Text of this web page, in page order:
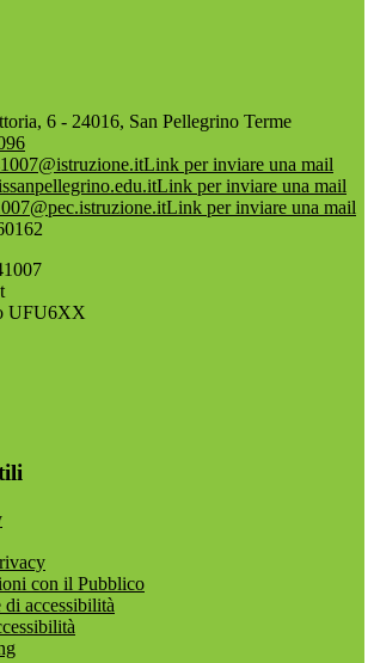
6 - 24016, San Pellegrino Terme
Link per inviare una mail
Link per inviare una mail
Link per inviare una mail
UFU6XX
con il Pubblico
accessibilità